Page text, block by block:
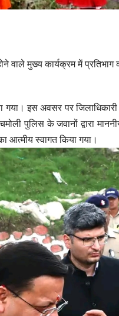
वाले मुख्य कार्यक्रम में
इस अवसर पर जिलाधिकारी
पुलिस के जवानों द्वारा
आत्मीय स्वागत किया गया।